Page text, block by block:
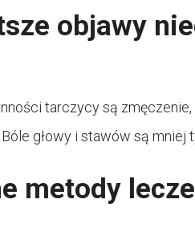
objawy
tarczycy są zmęczenie,
głowy i stawów są mniej
metody